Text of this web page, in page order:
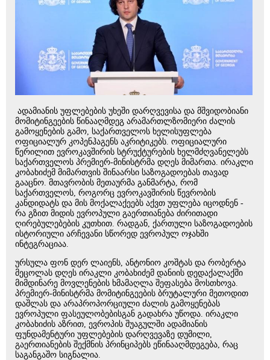
ადამიანის უფლებების უხეში დარღვევისა და მშვიდობიანი
მომიტინგეების წინააღმდეგ არამართლზომიერი ძალის
გამოყენების გამო, საქართველოს ხელისუფლება
ოფიციალურ კოპენჰაგენს აკრიტიკებს. ოფიციალური
წერილით ევროკავშირის სტრუქტურების ხელმძღვანელებს
საქართველოს პრემიერ-მინისტრმა დღეს მიმართა. ირაკლი
კობახიძემ მიმართვის შინაარსი საზოგადოებას თავად
გააცნო. მთავრობის მეთაურმა განმარტა, რომ
საქართველოს, როგორც ევროკავშირის წევრობის
კანდიდატს და მის მოქალაქეებს აქვთ უფლება იცოდნენ -
რა გზით მიდის ევროპული გაერთიანება ძირითადი
ღირებულებების კუთხით. რადგან, ქართული საზოგადოების
ისტორიული არჩევანი სწორედ ევროპულ ოჯახში
ინტეგრაციაა.
ურსულა ფონ დერ ლაიენს, ანტონიო კოშტას და რობერტა
მეცოლას დღეს ირაკლი კობახიძემ დანიის დედაქალაქში
მიმდინარე მოვლენების ხმამაღლა შეფასება მოსთხოვა.
პრემიერ-მინისტრმა მომიტინგეების ბრუტალური მეთოდით
დაშლას და არაპროპორციული ძალის გამოყენებას
ევროპული ფასეულობებისგან გადახრა უწოდა. ირაკლი
კობახიძის აზრით, ევროპის შუაგულში ადამიანის
ფუნდამენტური უფლებების დარღვევაზე დუმილი,
გაერთიანების შექმნის პრინციპებს ეწინააღმდეგება, რაც
საგანგაშო სიგნალია.